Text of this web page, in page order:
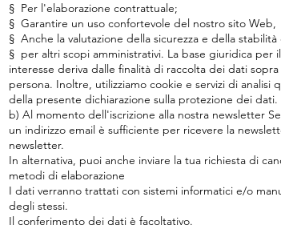
§ Per l'elaborazione contrattuale;
§ Garantire un uso confortevole del nostro sito Web,
§ Anche la valutazione della sicurezza e della
§ per altri scopi amministrativi. La base giuridica
interesse deriva dalle finalità di raccolta dei dati
persona. Inoltre, utilizziamo cookie e servizi di
della presente dichiarazione sulla protezione dei dati.
b) Al momento dell'iscrizione alla nostra newsletter
un indirizzo email è sufficiente per ricevere la
newsletter.
In alternativa, puoi anche inviare la tua richiesta di
metodi di elaborazione
I dati verranno trattati con sistemi informatici e/o
degli stessi.
Il conferimento dei dati è facoltativo.